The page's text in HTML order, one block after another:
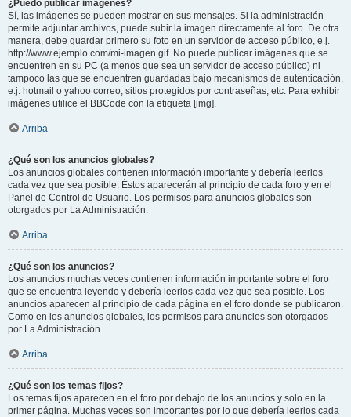
¿Puedo publicar imagenes?
Sí, las imágenes se pueden mostrar en sus mensajes. Si la administración
permite adjuntar archivos, puede subir la imagen directamente al foro. De otra
manera, debe guardar primero su foto en un servidor de acceso público, e.j.
http://www.ejemplo.com/mi-imagen.gif. No puede publicar imágenes que se
encuentren en su PC (a menos que sea un servidor de acceso público) ni
tampoco las que se encuentren guardadas bajo mecanismos de autenticación,
e.j. hotmail o yahoo correo, sitios protegidos por contraseñas, etc. Para exhibir
imágenes utilice el BBCode con la etiqueta [img].
Arriba
¿Qué son los anuncios globales?
Los anuncios globales contienen información importante y debería leerlos
cada vez que sea posible. Éstos aparecerán al principio de cada foro y en el
Panel de Control de Usuario. Los permisos para anuncios globales son
otorgados por La Administración.
Arriba
¿Qué son los anuncios?
Los anuncios muchas veces contienen información importante sobre el foro
que se encuentra leyendo y debería leerlos cada vez que sea posible. Los
anuncios aparecen al principio de cada página en el foro donde se publicaron.
Como en los anuncios globales, los permisos para anuncios son otorgados
por La Administración.
Arriba
¿Qué son los temas fijos?
Los temas fijos aparecen en el foro por debajo de los anuncios y solo en la
primer página. Muchas veces son importantes por lo que debería leerlos cada